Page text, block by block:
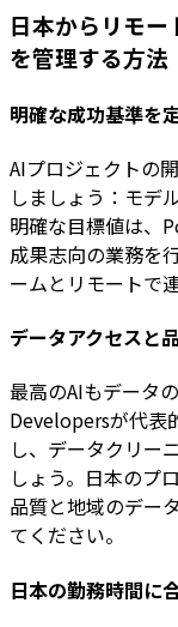
日本からリモ
を管理する方法
明確な成功基準を
AIプロジェクトの
しましょう：モデ
明確な目標値は、
成果志向の業務を
ームとリモートで
データアクセスと
最高のAIもデータ
Developersが代表
し、データクリー
しょう。日本のプ
品質と地域のデー
てください。
日本の勤務時間に